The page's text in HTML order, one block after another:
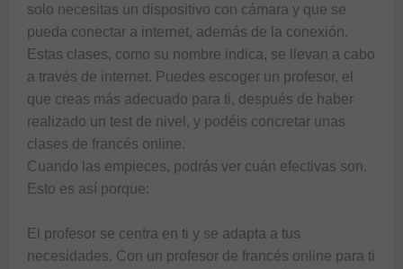
solo necesitas un dispositivo con cámara y que se
pueda conectar a internet, además de la conexión.
Estas clases, como su nombre indica, se llevan a cabo
a través de internet. Puedes escoger un profesor, el
que creas más adecuado para ti, después de haber
realizado un test de nivel, y podéis concretar unas
clases de francés online.
Cuando las empieces, podrás ver cuán efectivas son.
Esto es así porque:
El profesor se centra en ti y se adapta a tus
necesidades. Con un profesor de francés online para ti